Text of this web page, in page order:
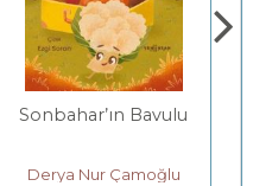
Sonbahar’ın Bavulu
Derya Nur Çamoğlu